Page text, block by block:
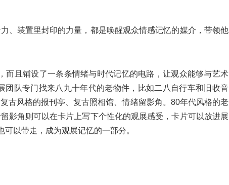
、装置里封印的力量，都是唤醒观众情感记忆的媒介，带领他
而且铺设了一条条情绪与时代记忆的电路，让观众能够与艺术
团队专门找来八九十年代的老物件，比如二八自行车和旧收音
古风格的报刊亭、复古照相馆、情绪留影角。80年代风格的老
影角则可以在卡片上写下个性化的观展感受，卡片可以放进展
可以带走，成为观展记忆的一部分。